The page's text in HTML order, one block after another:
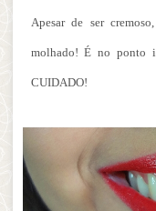
Apesar de ser
molhado! É no ponto
CUIDADO!